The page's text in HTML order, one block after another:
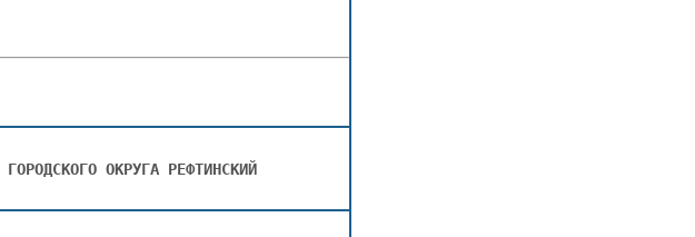
ОКРУГА РЕФТИНСКИЙ